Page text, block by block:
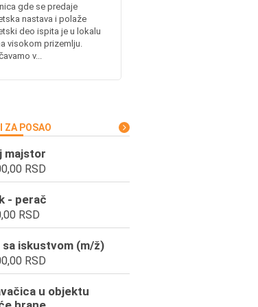
gde se predaje
nastava i polaže
deo ispita je u lokalu
visokom prizemlju.
v...
ZA POSAO
majstor
RSD
- perač
RSD
sa iskustvom (m/ž)
RSD
u objektu